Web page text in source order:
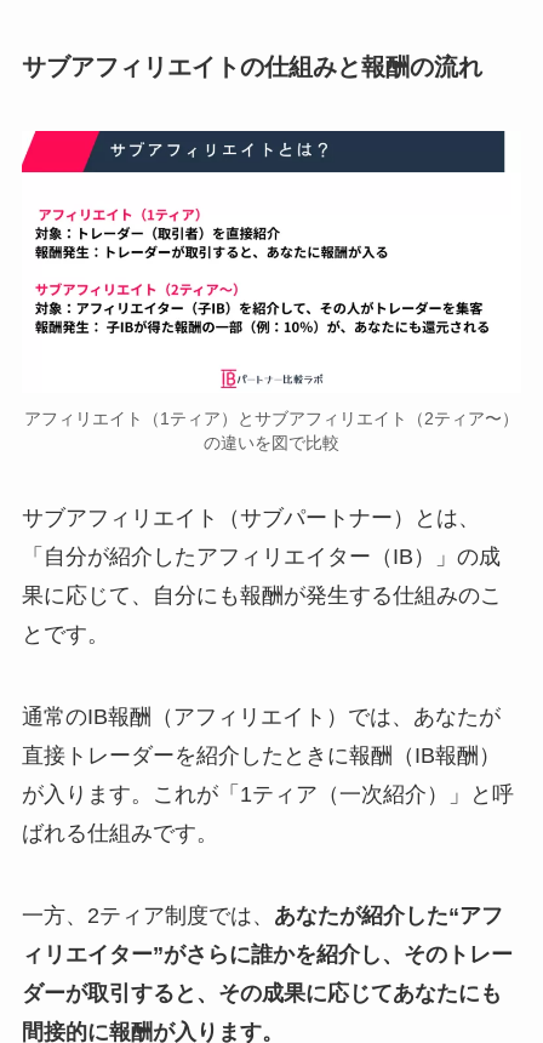
サブアフィリエイトの仕組みと報酬の流れ
アフィリエイト（1ティア）とサブアフィリエイト（2ティア〜）
の違いを図で比較
サブアフィリエイト（サブパートナー）とは、
「自分が紹介したアフィリエイター（IB）」の成
果に応じて、自分にも報酬が発生する仕組みのこ
とです。
通常のIB報酬（アフィリエイト）では、あなたが
直接トレーダーを紹介したときに報酬（IB報酬）
が入ります。これが「1ティア（一次紹介）」と呼
ばれる仕組みです。
一方、2ティア制度では、 あなたが紹介した“アフ
ィリエイター”がさらに誰かを紹介し、そのトレー
ダーが取引すると、その成果に応じてあなたにも
間接的に報酬が入ります。